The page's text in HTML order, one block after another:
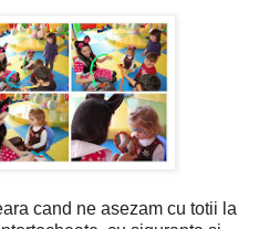
cand ne asezam cu totii la